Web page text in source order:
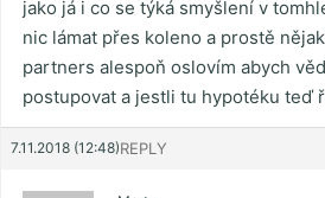
jako já i co se týká smyšlení v
nic lámat přes koleno a prostě
partners alespoň oslovím abych
postupovat a jestli tu hypotéku teď
7.11.2018 (12:48)REPLY